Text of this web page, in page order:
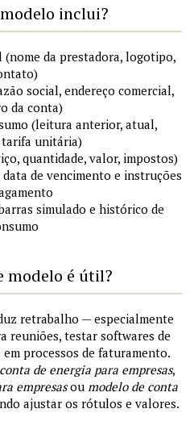
inclui?
(nome da prestadora, logotipo,
social, endereço comercial,
da conta)
(leitura anterior, atual,
tarifa unitária)
quantidade, valor, impostos)
de vencimento e instruções
simulado e histórico de
modelo é útil?
retrabalho — especialmente
reuniões, testar softwares de
processos de faturamento.
de energia para empresas,
empresasou modelo de conta
ajustar os rótulos e valores.